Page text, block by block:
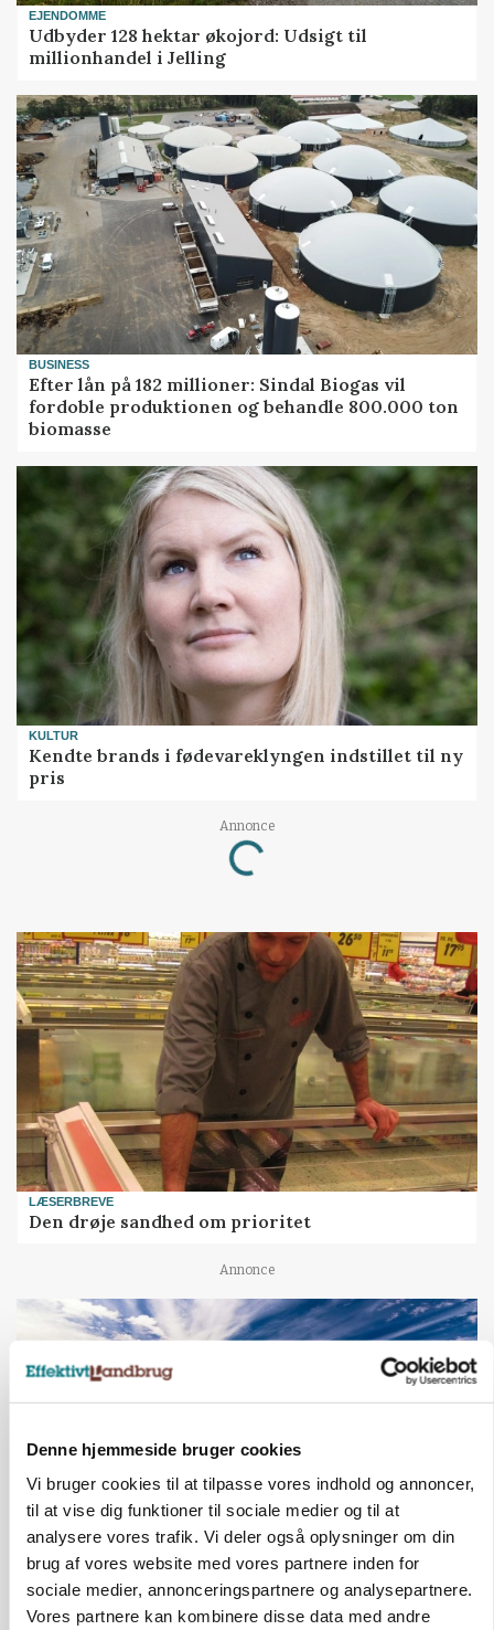
Denne hjemmeside bruger cookies
Vi bruger cookies til at tilpasse vores indhold og annoncer,
til at vise dig funktioner til sociale medier og til at
analysere vores trafik. Vi deler også oplysninger om din
brug af vores website med vores partnere inden for
sociale medier, annonceringspartnere og analysepartnere.
Vores partnere kan kombinere disse data med andre
EJENDOMME
Udbyder 128 hektar økojord: Udsigt til
millionhandel i Jelling
BUSINESS
Efter lån på 182 millioner: Sindal Biogas vil
fordoble produktionen og behandle 800.000 ton
biomasse
KULTUR
Kendte brands i fødevareklyngen indstillet til ny
pris
Annonce
Loading...
LÆSERBREVE
Den drøje sandhed om prioritet
Annonce
KULTUR
Studietur til kænguruens hjemland